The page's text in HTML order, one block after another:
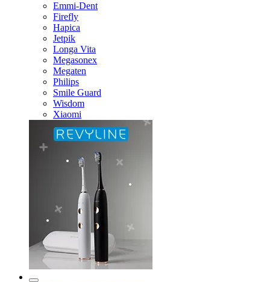
Emmi-Dent
Firefly
Hapica
Jetpik
Longa Vita
Megasonex
Megaten
Philips
Smile Guard
Wisdom
Xiaomi